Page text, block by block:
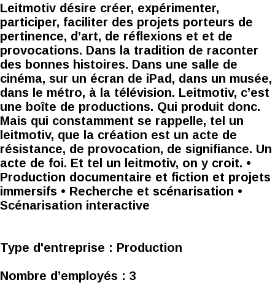
Leitmotiv désire créer, expérimenter,
participer, faciliter des projets porteurs de
pertinence, d’art, de réflexions et et de
provocations. Dans la tradition de raconter
des bonnes histoires. Dans une salle de
cinéma, sur un écran de iPad, dans un musée,
dans le métro, à la télévision. Leitmotiv, c’est
une boîte de productions. Qui produit donc.
Mais qui constamment se rappelle, tel un
leitmotiv, que la création est un acte de
résistance, de provocation, de signifiance. Un
acte de foi. Et tel un leitmotiv, on y croit. •
Production documentaire et fiction et projets
immersifs • Recherche et scénarisation •
Scénarisation interactive
Type d'entreprise : Production
Nombre d’employés : 3